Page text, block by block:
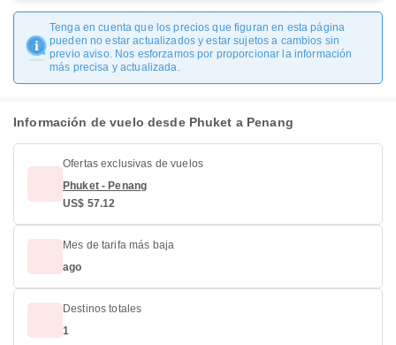
Tenga en cuenta que los precios que figuran en esta página
pueden no estar actualizados y estar sujetos a cambios sin
previo aviso. Nos esforzamos por proporcionar la información
más precisa y actualizada.
Información de vuelo desde Phuket a Penang
Ofertas exclusivas de vuelos
Phuket - Penang
US$ 57.12
Mes de tarifa más baja
ago
Destinos totales
1